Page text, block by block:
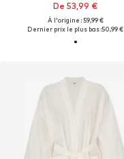
De 53,99 €
À l'origine : 59,99 €
Dernier prix le plus bas :50,99 €